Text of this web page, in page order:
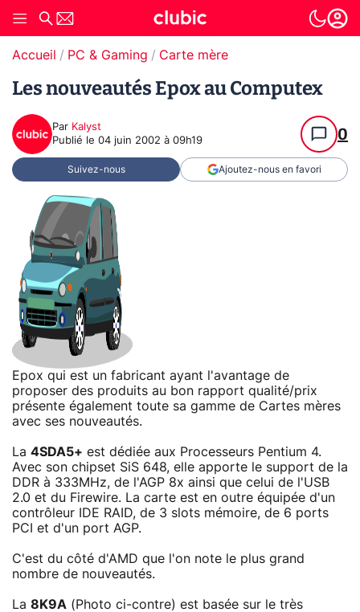
Accueil PC & Gaming Carte mère
Les nouveautés Epox au Computex
Par Kalyst
Publié le 04 juin 2002 à 09h19 0
Suivez-nous Ajoutez-nous en favori
Epox qui est un fabricant ayant l'avantage de
proposer des produits au bon rapport qualité/prix
présente également toute sa gamme de Cartes mères
avec ses nouveautés.
La 4SDA5+ est dédiée aux Processeurs Pentium 4.
Avec son chipset SiS 648, elle apporte le support de la
DDR à 333MHz, de l'AGP 8x ainsi que celui de l'USB
2.0 et du Firewire. La carte est en outre équipée d'un
contrôleur IDE RAID, de 3 slots mémoire, de 6 ports
PCI et d'un port AGP.
C'est du côté d'AMD que l'on note le plus grand
nombre de nouveautés.
La 8K9A (Photo ci-contre) est basée sur le très